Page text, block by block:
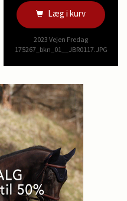
Læg i kurv
2023 Vejen Fredag
175267_bkn_01__JBR0117.JPG